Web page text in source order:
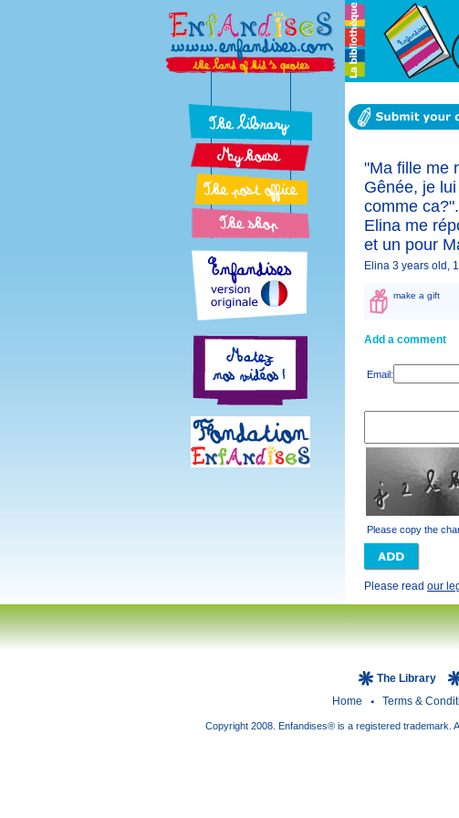
"Ma fille me
Gênée, je
comme ca?".
Elina me
et un pour
Elina 3 years old,
make a gift
Add a comment
Email:
Please copy the
Please read our
The Library
Home
Terms &
Copyright 2008. Enfandises® is a registered trademark.